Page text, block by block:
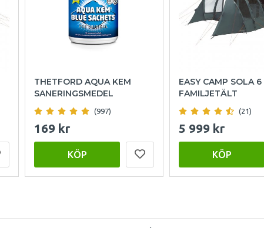
THETFORD AQUA KEM
SANERINGSMEDEL
(997)
169 kr
KÖP
EASY CAMP SOLA 6
FAMILJETÄLT
(21)
5 999 kr
KÖP